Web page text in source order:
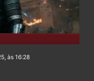
às 16:28